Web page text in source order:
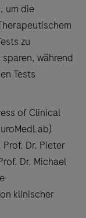
um die
zu
während
Tests
of Clinical
Dr. Pieter
Dr. Michael
klinischer